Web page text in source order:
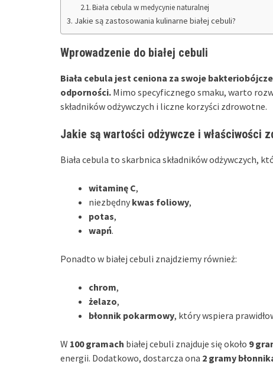
Biała cebula w medycynie naturalnej
Jakie są zastosowania kulinarne białej cebuli?
Wprowadzenie do białej cebuli
Biała cebula jest ceniona za swoje
odporności. Mimo specyficznego smaku, warto
składników odżywczych i liczne korzyści zdrowotne.
Jakie są wartości odżywcze i właściwości
Biała cebula to skarbnica składników odżywczych,
witaminę C,
niezbędny kwas foliowy,
potas,
wapń.
Ponadto w białej cebuli znajdziemy również:
chrom,
żelazo,
błonnik pokarmowy, który wspiera
W 100 gramach białej cebuli znajduje się około 9
energii. Dodatkowo, dostarcza ona 2 gramy